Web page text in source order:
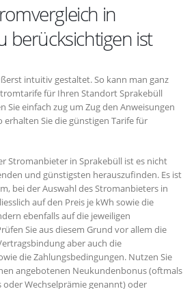
in
berücksichtigen ist
intuitiv gestaltet. So kann man ganz
für Ihren Standort Sprakebüll
Sie einfach zug um Zug den Anweisungen
erhalten Sie die günstigen Tarife für
Stromanbieter in Sprakebüll ist es nicht
und günstigsten herauszufinden. Es ist
bei der Auswahl des Stromanbieters in
auf den Preis je kWh sowie die
ebenfalls auf die jeweiligen
Sie aus diesem Grund vor allem die
aber auch die
die Zahlungsbedingungen. Nutzen Sie
angebotenen Neukundenbonus (oftmals
oder Wechselprämie genannt) oder